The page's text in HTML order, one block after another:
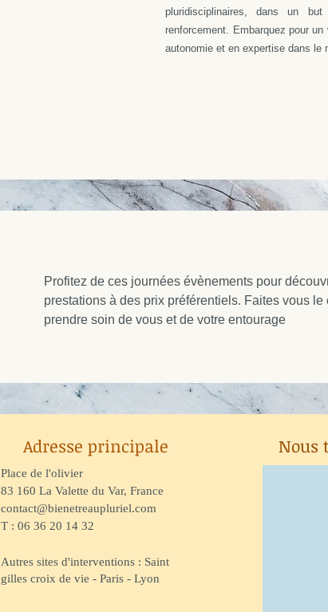
pluridisciplinaires, dans un
renforcement. Embarquez pour
autonomie et en expertise dans le
Profitez de ces journées évènements pour
prestations à des prix préférentiels. Faites vous le
prendre soin de vous et de votre entourage
Adresse principale
Place de l'olivier
83 160 La Valette du Var, France
contact@bienetreaupluriel.com
T : 06 36 20 14 32
Autres sites d'interventions : Saint
gilles croix de vie - Paris - Lyon
Nous